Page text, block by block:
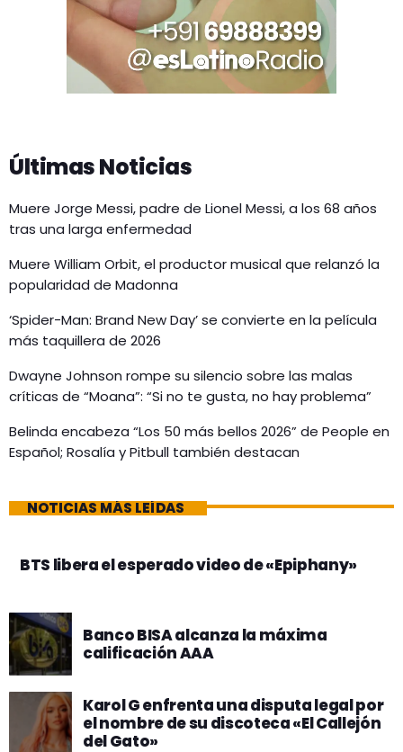
Últimas Noticias
Muere Jorge Messi, padre de Lionel Messi, a los 68 años
tras una larga enfermedad
Muere William Orbit, el productor musical que relanzó la
popularidad de Madonna
‘Spider-Man: Brand New Day’ se convierte en la película
más taquillera de 2026
Dwayne Johnson rompe su silencio sobre las malas
críticas de “Moana”: “Si no te gusta, no hay problema”
Belinda encabeza “Los 50 más bellos 2026” de People en
Español; Rosalía y Pitbull también destacan
NOTICIAS MÁS LEÍDAS
BTS libera el esperado video de «Epiphany»
Banco BISA alcanza la máxima
calificación AAA
Karol G enfrenta una disputa legal por
el nombre de su discoteca «El Callejón
del Gato»